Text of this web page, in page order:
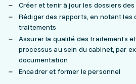
Créer et tenir à jour les dossiers
Rédiger des rapports, en notant les
traitements
Assurer la qualité des traitements
processus au sein du cabinet, par
documentation
Encadrer et former le personnel